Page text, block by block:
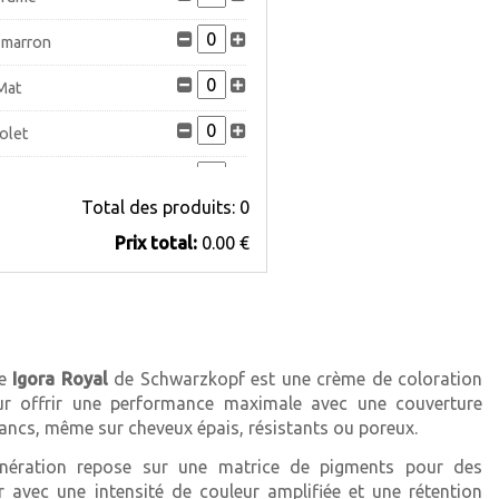
Total des produits: 0
Prix ​​total: 0.00 €
Igora Royalde Schwarzkopf est une crème de coloration
offrir une performance maximale avec une couverture
même sur cheveux épais, résistants ou poreux.
repose sur une matrice de pigments pour des
avec une intensité de couleur amplifiée et une rétention